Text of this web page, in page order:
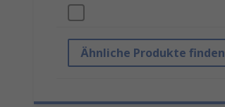
Ähnliche Produkte finden